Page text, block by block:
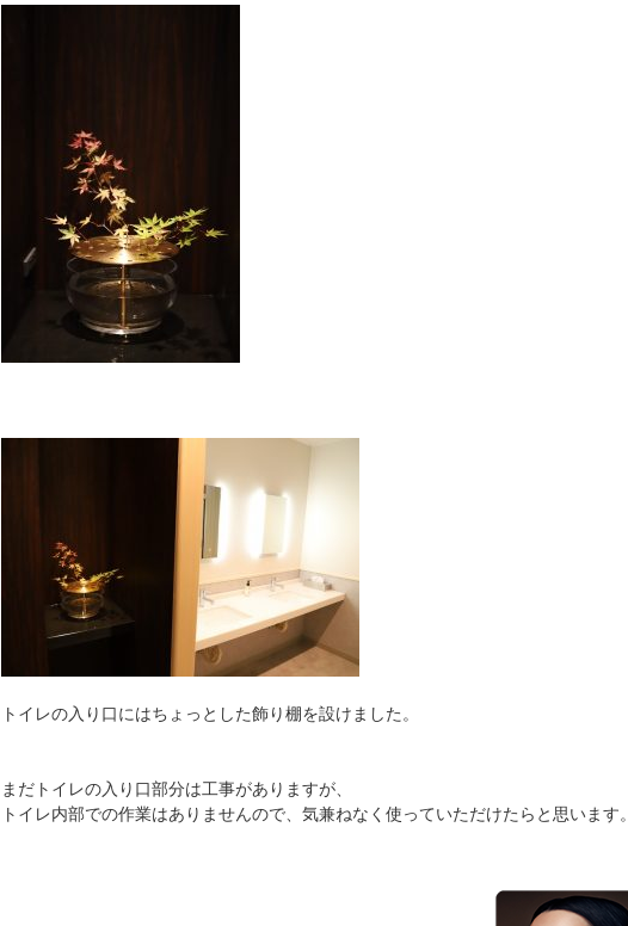
トイレの入り口にはちょっとした飾り棚を設けました。
まだトイレの入り口部分は工事がありますが、
トイレ内部での作業はありませんので、気兼ねなく使っていただけたらと思います。